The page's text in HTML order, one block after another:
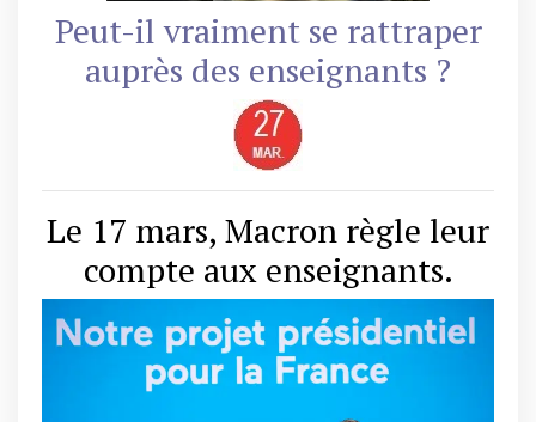
Peut-il vraiment se rattraper
auprès des enseignants ?
Le 17 mars, Macron règle leur
compte aux enseignants.